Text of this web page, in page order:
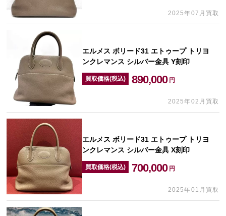
2025年07月買取
エルメス ボリード31 エトゥープ トリヨ
ンクレマンス シルバー金具 Y刻印
買取価格(税込) 890,000 円
2025年02月買取
エルメス ボリード31 エトゥープ トリヨ
ンクレマンス シルバー金具 X刻印
買取価格(税込) 700,000 円
2025年01月買取